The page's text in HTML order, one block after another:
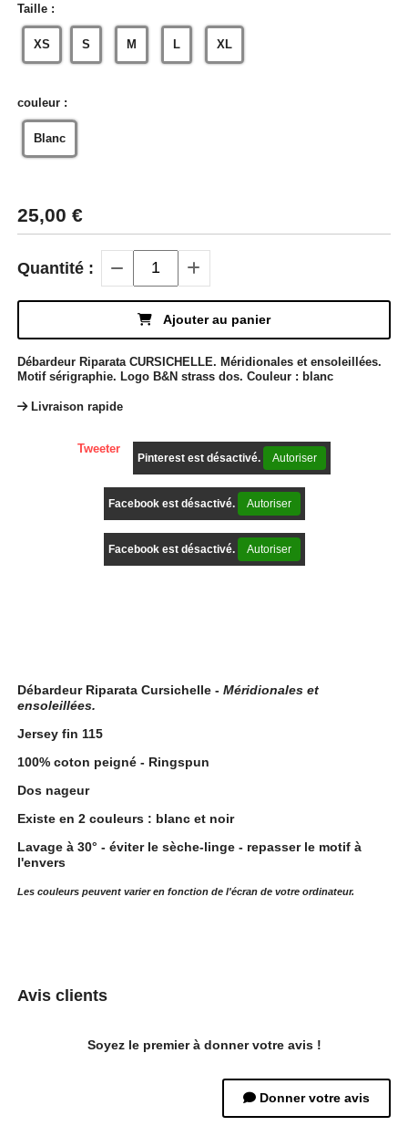
Taille :
XS S M L XL
couleur :
Blanc
25,00 €
Quantité :
Ajouter au panier
Débardeur Riparata CURSICHELLE. Méridionales et ensoleillées.
Motif sérigraphie. Logo B&N strass dos. Couleur : blanc
Livraison rapide
Tweeter
Pinterest est désactivé. Autoriser
Facebook est désactivé. Autoriser
Facebook est désactivé. Autoriser
Débardeur Riparata Cursichelle -Méridionales et
ensoleillées.
Jersey fin 115
100% coton peigné - Ringspun
Dos nageur
Existe en 2 couleurs : blanc et noir
Lavage à 30° - éviter le sèche-linge - repasser le motif à
l'envers
Les couleurs peuvent varier en fonction de l'écran de votre ordinateur.
Avis clients
Soyez le premier à donner votre avis !
Donner votre avis